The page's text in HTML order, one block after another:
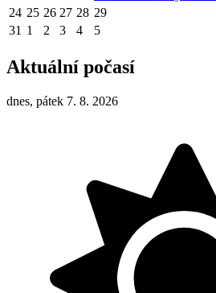
24 25 26 27 28 29
31 1 2 3 4 5
Aktuální počasí
dnes, pátek 7. 8. 2026